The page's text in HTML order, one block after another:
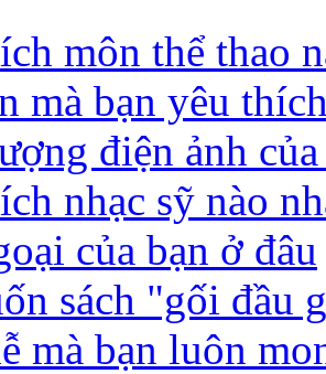
môn thể thao
mà bạn yêu
điện ảnh
nhạc sỹ nào
của bạn ở đâu
sách "gối đầu
mà bạn luôn